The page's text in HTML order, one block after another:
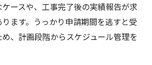
ースや、工事完了後の実績報告が求
ます。うっかり申請期間を逃すと受
、計画段階からスケジュール管理を